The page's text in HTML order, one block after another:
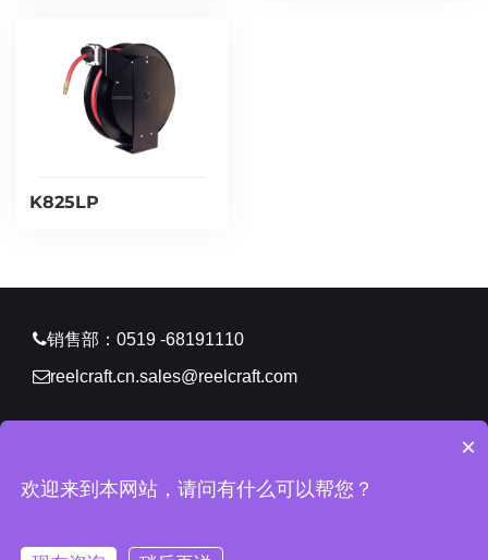
K825LP
销售部：0519 -68191110
reelcraft.cn.sales@reelcraft.com
CopyRight © 2026 锐技卷轴（常州）有限公司 版权所有
苏ICP备11061629号-2 网站地图 所有标签
×
欢迎来到本网站，请问有什么可以帮您？